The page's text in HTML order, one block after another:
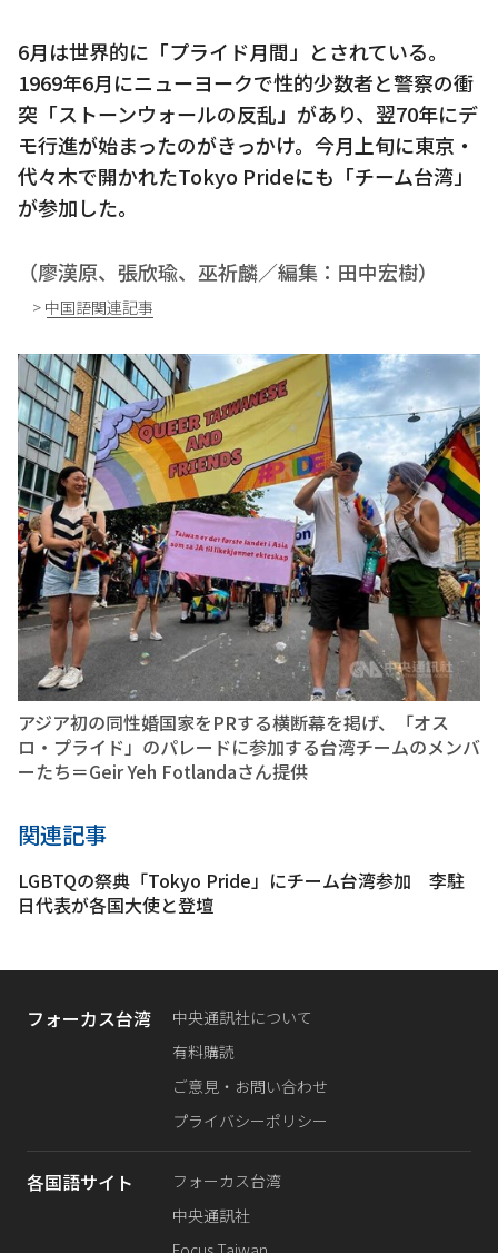
6月は世界的に「プライド月間」とされている。
1969年6月にニューヨークで性的少数者と警察の衝
突「ストーンウォールの反乱」があり、翌70年にデ
モ行進が始まったのがきっかけ。今月上旬に東京・
代々木で開かれたTokyo Prideにも「チーム台湾」
が参加した。
（廖漢原、張欣瑜、巫祈麟／編集：田中宏樹）
> 中国語関連記事
アジア初の同性婚国家をPRする横断幕を掲げ、「オス
ロ・プライド」のパレードに参加する台湾チームのメンバ
ーたち＝Geir Yeh Fotlandaさん提供
関連記事
LGBTQの祭典「Tokyo Pride」にチーム台湾参加 李駐
日代表が各国大使と登壇
フォーカス台湾
中央通訊社について
有料購読
ご意見・お問い合わせ
プライバシーポリシー
各国語サイト
フォーカス台湾
中央通訊社